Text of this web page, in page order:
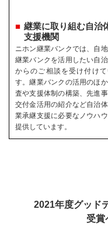
継業に取り組む自治
支援機関
ニホン継業バンクでは、自
継業バンクを活用したい自
からのご相談を受け付けて
す。継業バンクの活用のほ
査や支援体制の構築、先進
交付金活用の紹介など自治
業承継支援に必要なノウハ
提供しています。
2021年度グッド
受賞